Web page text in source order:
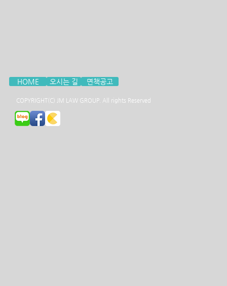
HOME 오시는 길 면책공고
COPYRIGHT(C) JM LAW GROUP. All rights Reserved